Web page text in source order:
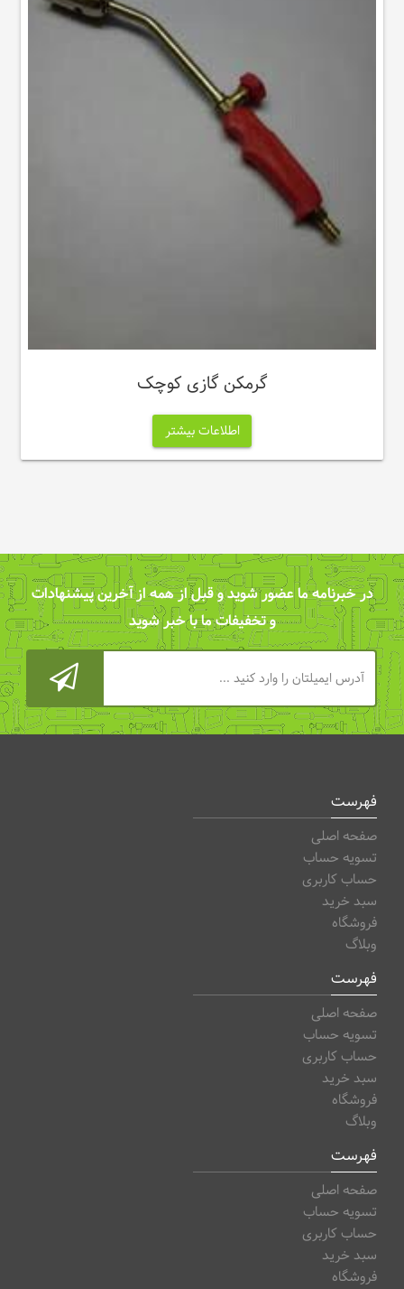
گرمکن گازی کوچک
اطلاعات بیشتر
در خبرنامه ما عضور شوید و قبل از همه از آخرین پیشنهادات
و تخفیفات ما با خبر شوید
فهرست
صفحه اصلی
تسویه حساب
حساب کاربری
سبد خرید
فروشگاه
وبلاگ
فهرست
صفحه اصلی
تسویه حساب
حساب کاربری
سبد خرید
فروشگاه
وبلاگ
فهرست
صفحه اصلی
تسویه حساب
حساب کاربری
سبد خرید
فروشگاه